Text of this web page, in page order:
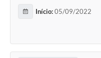
Início:05/09/2022